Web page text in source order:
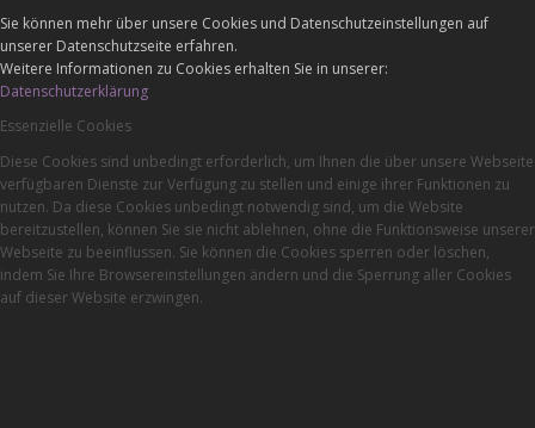
Sie können mehr über unsere Cookies und Datenschutzeinstellungen auf
unserer Datenschutzseite erfahren.
Weitere Informationen zu Cookies erhalten Sie in unserer:
Datenschutzerklärung
Essenzielle Cookies
Diese Cookies sind unbedingt erforderlich, um Ihnen die über unsere Webseite
verfügbaren Dienste zur Verfügung zu stellen und einige ihrer Funktionen zu
nutzen. Da diese Cookies unbedingt notwendig sind, um die Website
bereitzustellen, können Sie sie nicht ablehnen, ohne die Funktionsweise unserer
Webseite zu beeinflussen. Sie können die Cookies sperren oder löschen,
indem Sie Ihre Browsereinstellungen ändern und die Sperrung aller Cookies
auf dieser Website erzwingen.